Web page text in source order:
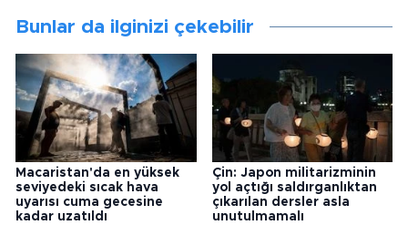
Bunlar da ilginizi çekebilir
Macaristan'da en yüksek
seviyedeki sıcak hava
uyarısı cuma gecesine
kadar uzatıldı
Çin: Japon militarizminin
yol açtığı saldırganlıktan
çıkarılan dersler asla
unutulmamalı